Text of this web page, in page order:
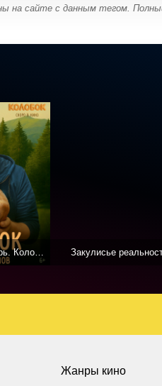
на сайте с данным тегом.
Последний богатырь. Колобок Закулисье
Жанры кино